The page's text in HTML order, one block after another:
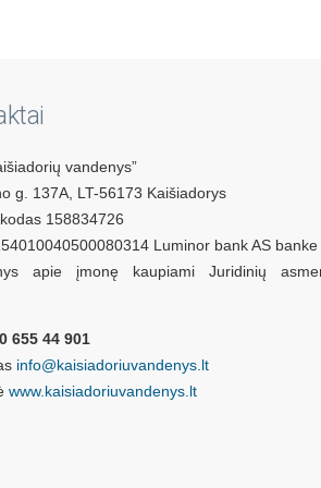
vandenys”
g. 137A, LT-56173 Kaišiadorys
158834726
Luminor bank AS banke
apie įmonę kaupiami Juridinių
655 44 901
info@kaisiadoriuvandenys.lt
www.kaisiadoriuvandenys.lt